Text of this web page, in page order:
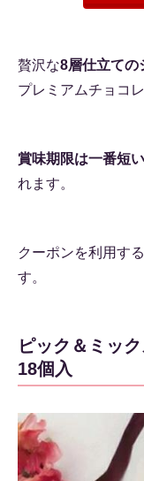
贅沢な8層仕立ての
プレミアムチョコ
賞味期限は一番短
れます。
クーポンを利用する
す。
ピック＆ミッ
18個入